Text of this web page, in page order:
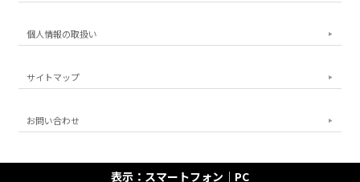
個人情報の取扱い
サイトマップ
お問い合わせ
表示：スマートフォン｜ PC